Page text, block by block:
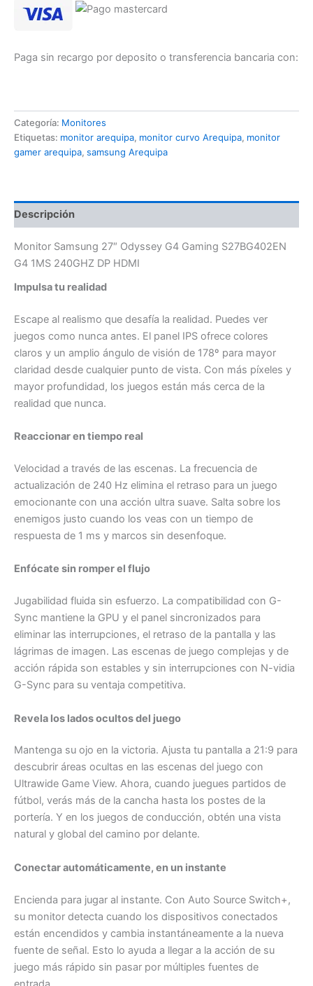
Paga sin recargo por deposito o transferencia bancaria con:
Categoría: Monitores
Etiquetas: monitor arequipa, monitor curvo Arequipa, monitor
gamer arequipa, samsung Arequipa
Descripción
Monitor Samsung 27″ Odyssey G4 Gaming S27BG402EN
G4 1MS 240GHZ DP HDMI
Impulsa tu realidad
Escape al realismo que desafía la realidad. Puedes ver
juegos como nunca antes. El panel IPS ofrece colores
claros y un amplio ángulo de visión de 178º para mayor
claridad desde cualquier punto de vista. Con más píxeles y
mayor profundidad, los juegos están más cerca de la
realidad que nunca.
Reaccionar en tiempo real
Velocidad a través de las escenas. La frecuencia de
actualización de 240 Hz elimina el retraso para un juego
emocionante con una acción ultra suave. Salta sobre los
enemigos justo cuando los veas con un tiempo de
respuesta de 1 ms y marcos sin desenfoque.
Enfócate sin romper el flujo
Jugabilidad fluida sin esfuerzo. La compatibilidad con G-
Sync mantiene la GPU y el panel sincronizados para
eliminar las interrupciones, el retraso de la pantalla y las
lágrimas de imagen. Las escenas de juego complejas y de
acción rápida son estables y sin interrupciones con N-vidia
G-Sync para su ventaja competitiva.
Revela los lados ocultos del juego
Mantenga su ojo en la victoria. Ajusta tu pantalla a 21:9 para
descubrir áreas ocultas en las escenas del juego con
Ultrawide Game View. Ahora, cuando juegues partidos de
fútbol, ​​verás más de la cancha hasta los postes de la
portería. Y en los juegos de conducción, obtén una vista
natural y global del camino por delante.
Conectar automáticamente, en un instante
Encienda para jugar al instante. Con Auto Source Switch+,
su monitor detecta cuando los dispositivos conectados
están encendidos y cambia instantáneamente a la nueva
fuente de señal. Esto lo ayuda a llegar a la acción de su
juego más rápido sin pasar por múltiples fuentes de